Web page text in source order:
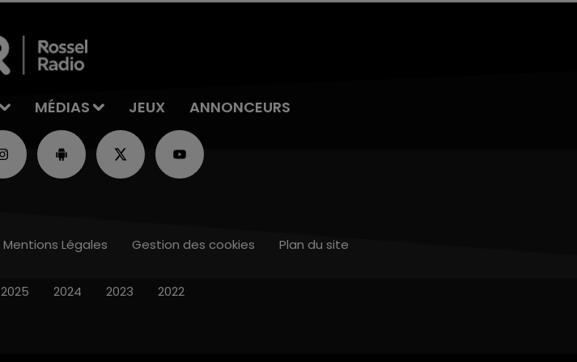
MÉDIAS JEUX ANNONCEURS
Mentions Légales Gestion des cookies Plan du site
2025 2024 2023 2022